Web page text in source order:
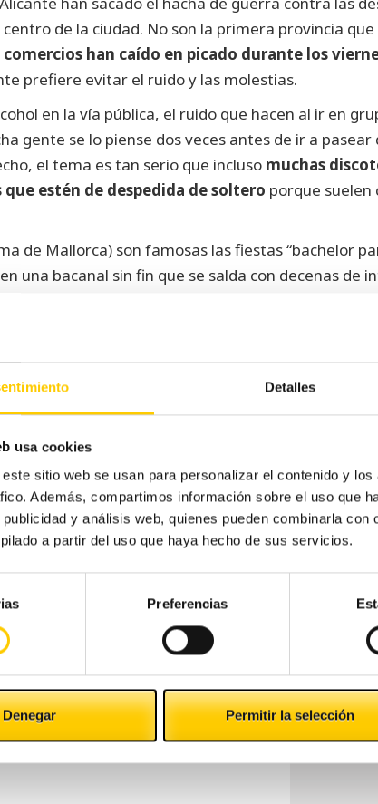
Detalles
usa cookies
sitio web se usan para personalizar el contenido y
Además, compartimos información sobre el uso que
y análisis web, quienes pueden combinarla
a partir del uso que haya hecho de sus servicios.
Preferencias
Denegar Permitir la selección
de la ciudad. No son la primera provincia
han caído en picado durante los
prefiere evitar el ruido y las molestias.
en la vía pública, el ruido que hacen al ir en
gente se lo piense dos veces antes de ir a pasear
el tema es tan serio que incluso muchas
estén de despedida de soltero porque suelen
de Mallorca) son famosas las fiestas “bachelor
una bacanal sin fin que se salda con decenas de
cada día sin que el Ayuntamiento o la
los vecinos también sufren con esta situación
sucio o no poder descansar con tranquilidad. Por si
supone un gasto cada vez mayor para el
que el comercio tradicional sufre con este tipo de
creación de
son las que más